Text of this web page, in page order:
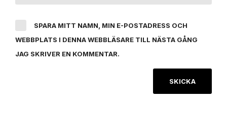
SPARA MITT NAMN, MIN E-POSTADRESS OCH
WEBBPLATS I DENNA WEBBLÄSARE TILL NÄSTA GÅNG
JAG SKRIVER EN KOMMENTAR.